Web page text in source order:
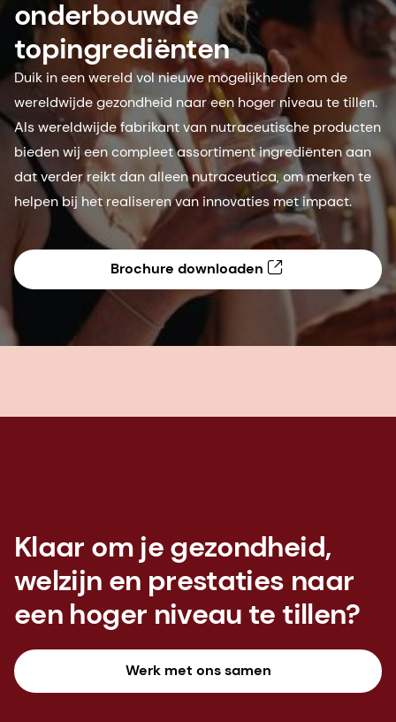
onderbouwde
topingrediënten
Duik in een wereld vol nieuwe mogelijkheden om de
wereldwijde gezondheid naar een hoger niveau te tillen.
Als wereldwijde fabrikant van nutraceutische producten
bieden wij een compleet assortiment ingrediënten aan
dat verder reikt dan alleen nutraceutica, om merken te
helpen bij het realiseren van innovaties met impact.
Brochure downloaden
Klaar om je gezondheid,
welzijn en prestaties naar
een hoger niveau te tillen?
Werk met ons samen